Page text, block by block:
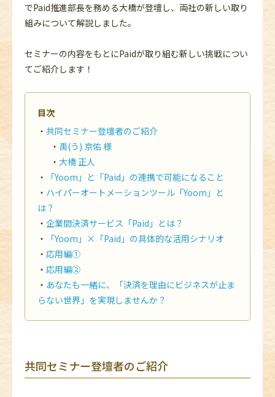
でPaid推進部長を務める大橋が登壇し、両社の新しい取り
組みについて解説しました。
セミナーの内容をもとにPaidが取り組む新しい挑戦につい
てご紹介します！
目次
共同セミナー登壇者のご紹介
禹(う) 京佑 様
大橋 正人
「Yoom」と「Paid」の連携で可能になること
ハイパーオートメーションツール「Yoom」と
は？
企業間決済サービス「Paid」とは？
「Yoom」×「Paid」の具体的な活用シナリオ
応用編①
応用編②
あなたも一緒に、「決済を理由にビジネスが止ま
らない世界」を実現しませんか？
共同セミナー登壇者のご紹介